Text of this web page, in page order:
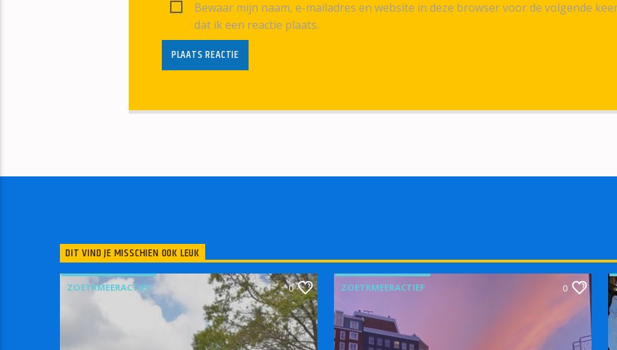
Bewaar mijn naam, e-mailadres en website in deze browser voor de volgende
dat ik een reactie plaats.
DIT VIND JE MISSCHIEN OOK LEUK
ZOETRMEERACTIEF 0 ZOETRMEERACTIEF 0